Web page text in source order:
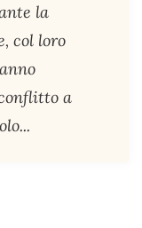
la
col loro
a